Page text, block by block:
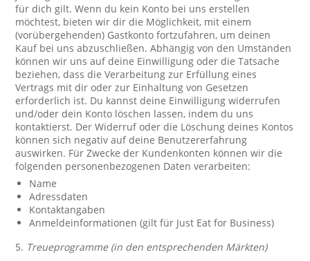
für dich gilt. Wenn du kein Konto bei uns erstellen
möchtest, bieten wir dir die Möglichkeit, mit einem
(vorübergehenden) Gastkonto fortzufahren, um deinen
Kauf bei uns abzuschließen. Abhängig von den Umständen
können wir uns auf deine Einwilligung oder die Tatsache
beziehen, dass die Verarbeitung zur Erfüllung eines
Vertrags mit dir oder zur Einhaltung von Gesetzen
erforderlich ist. Du kannst deine Einwilligung widerrufen
und/oder dein Konto löschen lassen, indem du uns
kontaktierst. Der Widerruf oder die Löschung deines Kontos
können sich negativ auf deine Benutzererfahrung
auswirken. Für Zwecke der Kundenkonten können wir die
folgenden personenbezogenen Daten verarbeiten:
Name
Adressdaten
Kontaktangaben
Anmeldeinformationen (gilt für Just Eat for Business)
5. Treueprogramme (in den entsprechenden Märkten)